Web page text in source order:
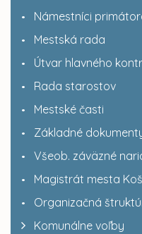
Námestníci
Mestská rada
Útvar hlavného
Rada starostov
Mestské časti
Základné
Všeob. záväzné
Magistrát mesta
Organizačná
Komunálne voľby